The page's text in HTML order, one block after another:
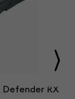
Defender RX